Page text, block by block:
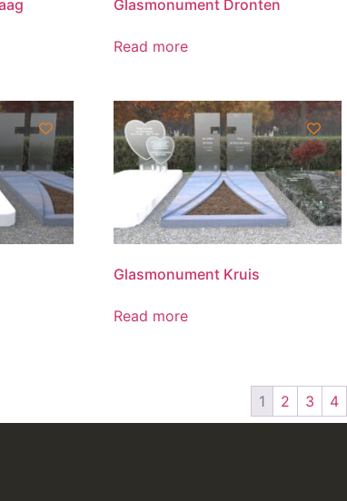
Glasmonument Dronten
Read more
Glasmonument Kruis
Read more
1 2 3 4